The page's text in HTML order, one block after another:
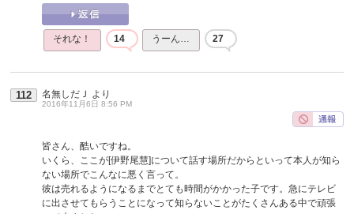
それな！ 14 うーん… 27
112 名無しだＪ より
2016年11月6日 8:56 PM
皆さん、酷いですね。
いくら、ここが[伊野尾慧]について話す場所だからといって本人が知ら
ない場所でこんなに悪く言って。
彼は売れるようになるまでとても時間がかかった子です。急にテレビ
に出させてもらうことになって知らないことがたくさんある中で頑張